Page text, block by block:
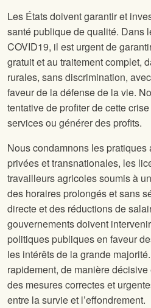
Les États doivent garantir et
santé publique de qualité. Dans
COVID19, il est urgent de
gratuit et au traitement complet,
rurales, sans discrimination,
faveur de la défense de la vie.
tentative de profiter de cette
services ou générer des profits.
Nous condamnons les
privées et transnationales, les
travailleurs agricoles soumis à
des horaires prolongés et sans
directe et des réductions de
gouvernements doivent
politiques publiques en faveur
les intérêts de la grande
rapidement, de manière
des mesures correctes et
entre la survie et l’effondrement.